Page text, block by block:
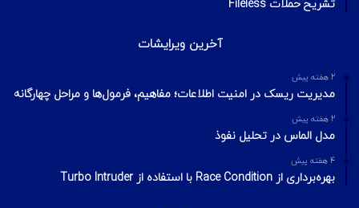
تشریح حملات Fileless
آخرین ویرایشات
2 هفته پیش
مدیریت ریسک در امنیت اطلاعات؛ مفاهیم، فرمول‌ها و مراحل چهارگانه
2 هفته پیش
مدل الماس در تحلیل نفوذ
4 هفته پیش
بهره‌برداری از Race Condition با استفاده از Turbo Intruder